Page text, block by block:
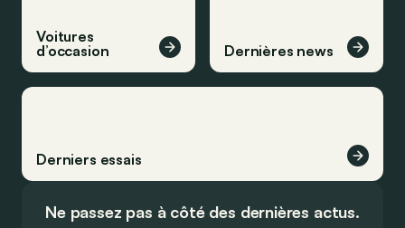
Voitures
d’occasion
Dernières news
Derniers essais
Ne passez pas à côté des dernières actus.